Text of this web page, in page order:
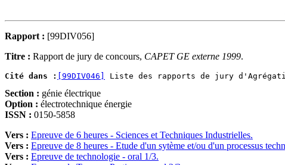
Rapport : [99DIV056]
Titre : Rapport de jury de concours, CAPET GE externe 1999.
Cité dans : [99DIV046]
Section : génie électrique
Option : électrotechnique énergie
ISSN : 0150-5858
Vers : Epreuve de 6 heures - Sciences et Techniques Industrielles.
Vers : Epreuve de 8 heures - Etude d'un sytème et/ou d'un processus
Vers : Epreuve de technologie - oral 1/3.